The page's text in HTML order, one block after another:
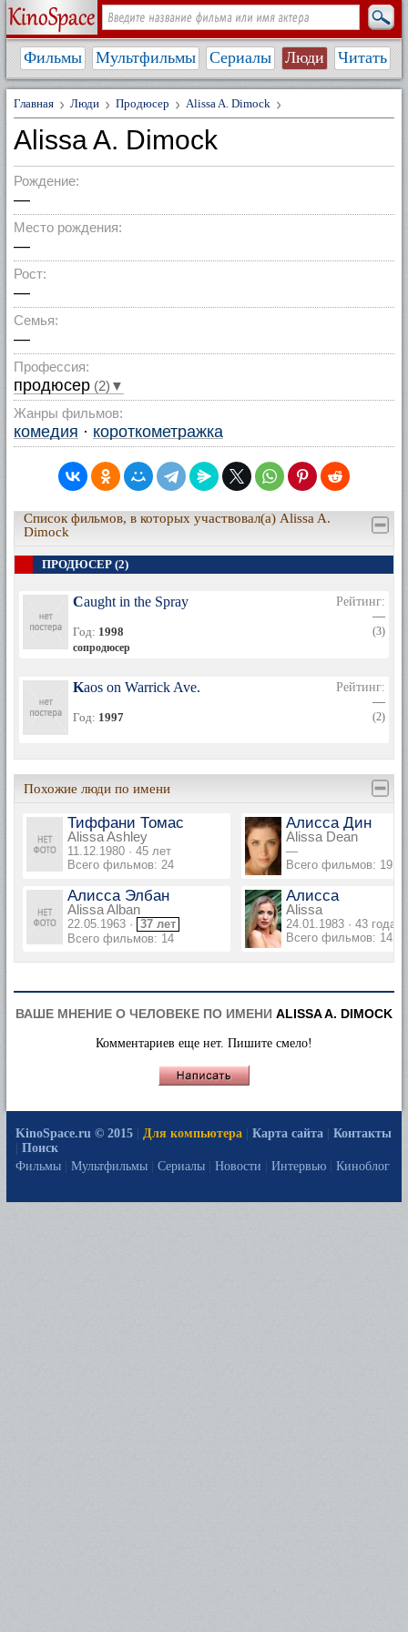
Фильмы Мультфильмы Сериалы Люди Читать
Главная Люди Продюсер Alissa A. Dimock
Alissa A. Dimock
Рождение:
—
Место рождения:
—
Рост:
—
Семья:
—
Профессия:
продюсер (2)▼
Жанры фильмов:
комедия · короткометражка
Список фильмов, в которых участвовал(а) Alissa A.
Dimock
ПРОДЮСЕР (2)
Caught in the Spray
Год: 1998
сопродюсер
Рейтинг:
—
(3)
Kaos on Warrick Ave.
Год: 1997
Рейтинг:
—
(2)
Похожие люди по имени
Тиффани Томас
Alissa Ashley
11.12.1980 · 45 лет
Всего фильмов: 24
Алисса Дин
Alissa Dean
—
Всего фильмов: 19
Алисса Элбан
Alissa Alban
22.05.1963 · 37 лет
Всего фильмов: 14
Алисса
Alissa
24.01.1983 · 43 года
Всего фильмов: 14
ВАШЕ МНЕНИЕ О ЧЕЛОВЕКЕ ПО ИМЕНИ ALISSA A. DIMOCK
Комментариев еще нет. Пишите смело!
KinoSpace.ru © 2015 Для компьютера Карта сайта
Контакты
Поиск
Фильмы
Мультфильмы Сериалы Новости Интервью Киноблог